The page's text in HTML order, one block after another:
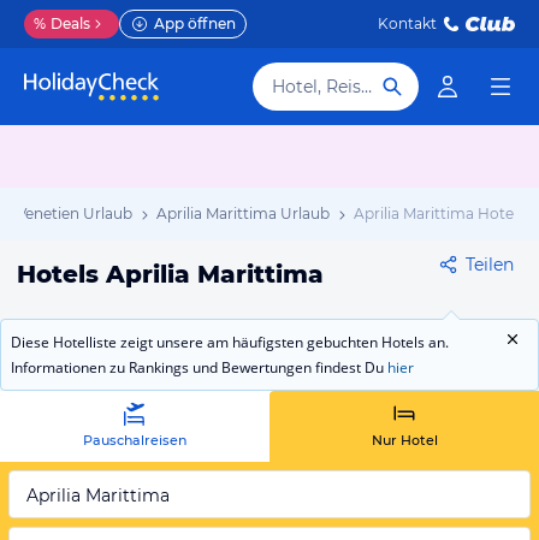
% Deals App öffnen Kontakt
Hotel, Reiseziel
Venetien Urlaub Aprilia Marittima Urlaub Aprilia Marittima Hotels
Hotels Aprilia Marittima Teilen
Diese Hotelliste zeigt unsere am häufigsten gebuchten Hotels an.
Informationen zu Rankings und Bewertungen findest Du hier
Pauschalreisen Nur Hotel
Aprilia Marittima